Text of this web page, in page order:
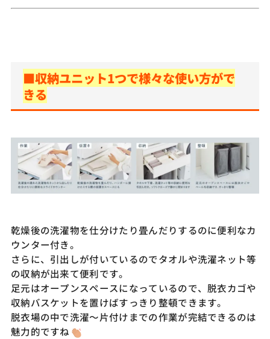
■収納ユニット1つで様々な使い方がで
きる
乾燥後の洗濯物を仕分けたり畳んだりするのに便利なカ
ウンター付き。
さらに、引出しが付いているのでタオルや洗濯ネット等
の収納が出来て便利です。
足元はオープンスペースになっているので、脱衣カゴや
収納バスケットを置けばすっきり整頓できます。
脱衣場の中で洗濯～片付けまでの作業が完結できるのは
魅力的ですね